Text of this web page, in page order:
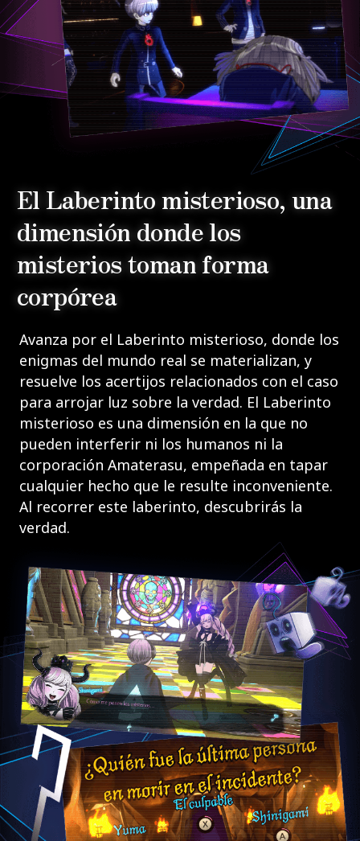
El Laberinto misterioso, una
dimensión donde los
misterios toman forma
corpórea
Avanza por el Laberinto misterioso, donde los
enigmas del mundo real se materializan, y
resuelve los acertijos relacionados con el caso
para arrojar luz sobre la verdad. El Laberinto
misterioso es una dimensión en la que no
pueden interferir ni los humanos ni la
corporación Amaterasu, empeñada en tapar
cualquier hecho que le resulte inconveniente.
Al recorrer este laberinto, descubrirás la
verdad.